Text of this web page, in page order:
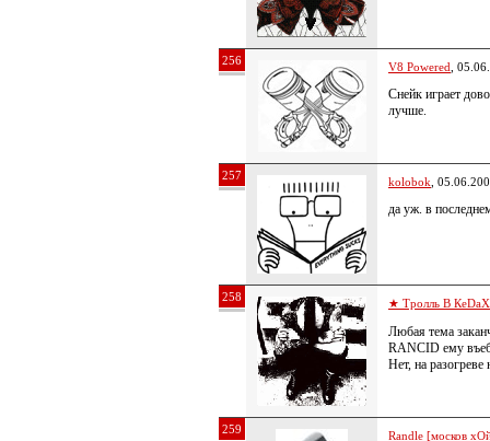
256 V8 Powered ,
Снейк играет
лучше.
257 kolobok ,
да уж. в
258 ★ Тролль В
Любая тема
RANCID ему
Нет, на
259 Randle [москов